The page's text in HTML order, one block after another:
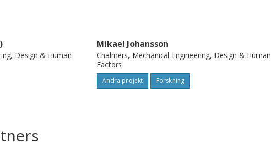
över tid samt utvärderade passagerarkomfort vid
med NN-systemet.
med NN-systemet trafikerade en 13 km lång
1), Sverige. Fem yrkesförare från Svealandstrafiken AB
som jämförde automatiserade och manuella
Design & Human
Mikael Johansson
Chalmers, Mechanical Engineering, Design & Human
Factors
Andra projekt Forskning